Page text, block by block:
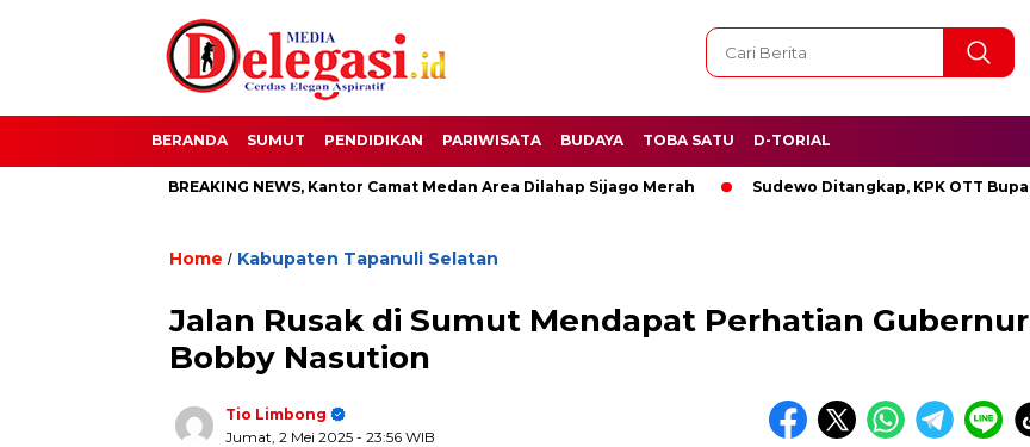
BERANDA SUMUT PENDIDIKAN PARIWISATA BUDAYA TOBA SATU D-TORIAL
BREAKING NEWS, Kantor Camat Medan Area Dilahap Sijago Merah Sudewo Ditangkap, KPK OTT Bupati Pati
Home / Kabupaten Tapanuli Selatan
Jalan Rusak di Sumut Mendapat Perhatian Gubernur
Bobby Nasution
Tio Limbong
Jumat, 2 Mei 2025 - 23:56 WIB